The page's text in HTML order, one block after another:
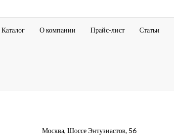
Каталог О компании Прайс-лист Статьи
Москва, Шоссе Энтузиастов, 56